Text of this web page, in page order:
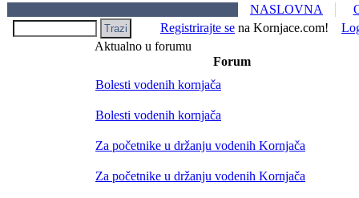
NASLOVNA
Registrirajte se na Kornjace.com!
Aktualno u forumu
Forum
Bolesti vodenih kornjača
Bolesti vodenih kornjača
Za početnike u držanju vodenih Kornjača
Za početnike u držanju vodenih Kornjača